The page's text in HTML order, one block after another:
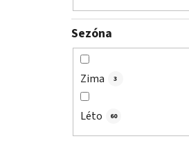
Sezóna
Zima 3
Léto 60